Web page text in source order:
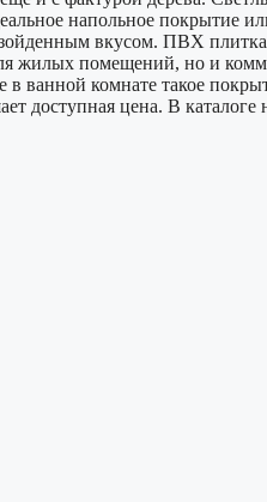
напольное покрытие
вкусом. ПВХ
жилых помещений, но и
ванной комнате такое
доступная цена. В